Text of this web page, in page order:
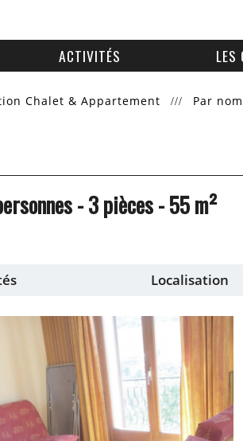
ACTIVITÉS LES
Chalet & Appartement Par
- 3 pièces-55m²
Localisation